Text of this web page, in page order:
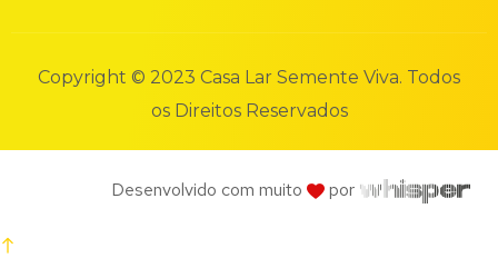
Copyright © 2023 Casa Lar Semente Viva. Todos
os Direitos Reservados
Desenvolvido com muito por